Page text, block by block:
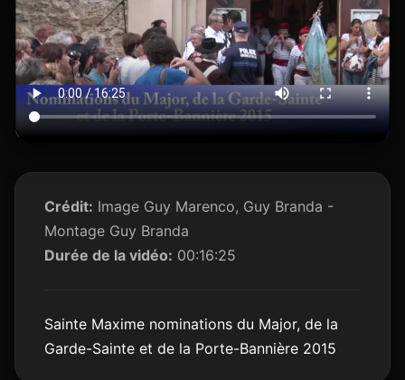
Crédit: Image Guy Marenco, Guy Branda -
Montage Guy Branda
Durée de la vidéo: 00:16:25
Sainte Maxime nominations du Major, de la
Garde-Sainte et de la Porte-Bannière 2015